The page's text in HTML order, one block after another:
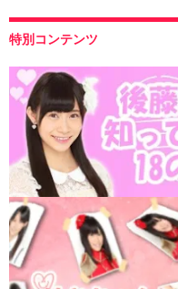
特別コンテンツ